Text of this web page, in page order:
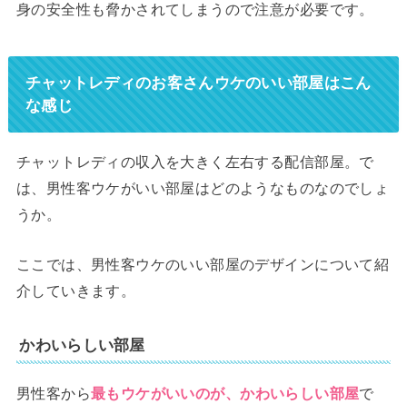
身の安全性も脅かされてしまうので注意が必要です。
チャットレディのお客さんウケのいい部屋はこん
な感じ
チャットレディの収入を大きく左右する配信部屋。で
は、男性客ウケがいい部屋はどのようなものなのでしょ
うか。
ここでは、男性客ウケのいい部屋のデザインについて紹
介していきます。
かわいらしい部屋
男性客から最もウケがいいのが、かわいらしい部屋で